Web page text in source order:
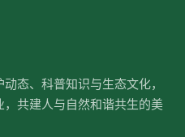
态、科普知识与生态文化，
共建人与自然和谐共生的美